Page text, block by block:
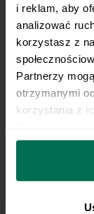
i reklam, aby
analizować
korzystasz z
Partnerzy
otrzymanymi
korzystania z
można się z
przetwarzamy
prywatności.
Pobierz
Chcę
o
poz. 344
sp.z o.o.,
wycofania
Zobacz,